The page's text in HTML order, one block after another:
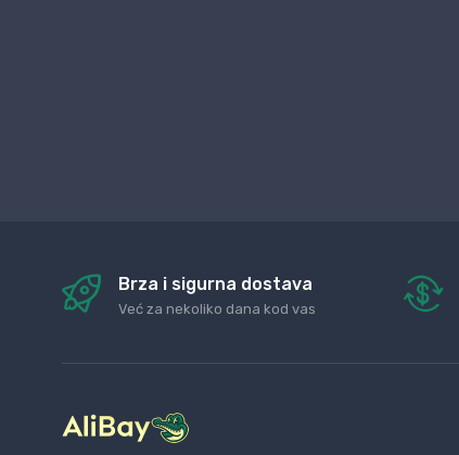
Brza i sigurna dostava
Već za nekoliko dana kod vas